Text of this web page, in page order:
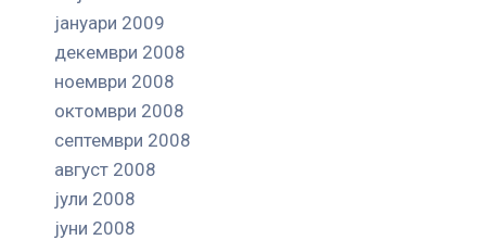
јануари 2009
декември 2008
ноември 2008
октомври 2008
септември 2008
август 2008
јули 2008
јуни 2008